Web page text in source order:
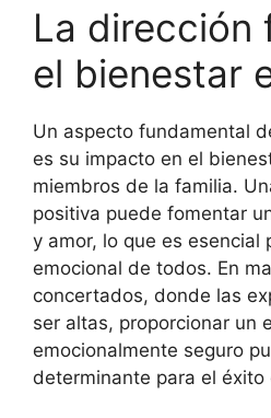
La dirección
el bienestar
Un aspecto fundamental
es su impacto en el
miembros de la familia.
positiva puede fomentar
y amor, lo que es esencial
emocional de todos. En
concertados, donde las
ser altas, proporcionar un
emocionalmente seguro
determinante para el éxito